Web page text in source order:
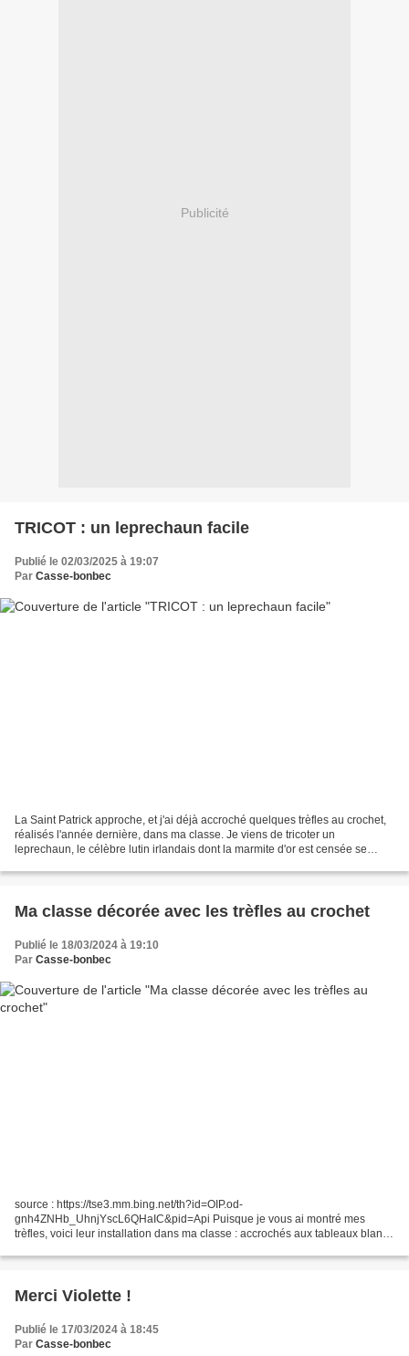
Publicité
TRICOT : un leprechaun facile
Publié le 02/03/2025 à 19:07
Par Casse-bonbec
La Saint Patrick approche, et j'ai déjà accroché quelques trèfles au crochet,
réalisés l'année dernière, dans ma classe. Je viens de tricoter un
leprechaun, le célèbre lutin irlandais dont la marmite d'or est censée se
Ma classe décorée avec les trèfles au crochet
Publié le 18/03/2024 à 19:10
Par Casse-bonbec
source : https://tse3.mm.bing.net/th?id=OIP.od-
gnh4ZNHb_UhnjYscL6QHaIC&pid=Api Puisque je vous ai montré mes
trèfles, voici leur installation dans ma classe : accrochés aux tableaux blancs
Merci Violette !
Publié le 17/03/2024 à 18:45
Par Casse-bonbec